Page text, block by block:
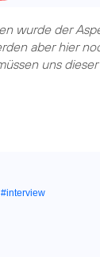
wurde der
aber hier
uns
#interview